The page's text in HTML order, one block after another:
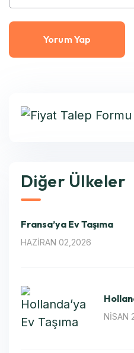
Diğer Ülkeler
Fransa’ya Ev Taşıma
HAZIRAN 02,2026
NISAN